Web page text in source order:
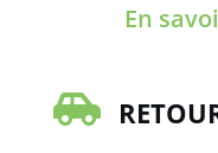
En
